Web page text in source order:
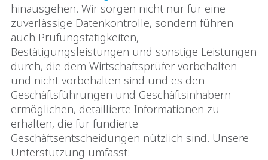
hinausgehen. Wir sorgen nicht nur für eine
zuverlässige Datenkontrolle, sondern führen
auch Prüfungstätigkeiten,
Bestätigungsleistungen und sonstige Leistungen
durch, die dem Wirtschaftsprüfer vorbehalten
und nicht vorbehalten sind und es den
Geschäftsführungen und Geschäftsinhabern
ermöglichen, detaillierte Informationen zu
erhalten, die für fundierte
Geschäftsentscheidungen nützlich sind. Unsere
Unterstützung umfasst: